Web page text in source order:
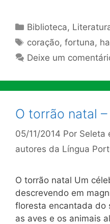
Categorias
Biblioteca,
Tags
coração,fortuna,
Deixe um
O torrão natal
05/11/2014 Por Seleta
autores da Língua
O torrão natal Um
descrevendo em
floresta encantada do
as aves e os animais